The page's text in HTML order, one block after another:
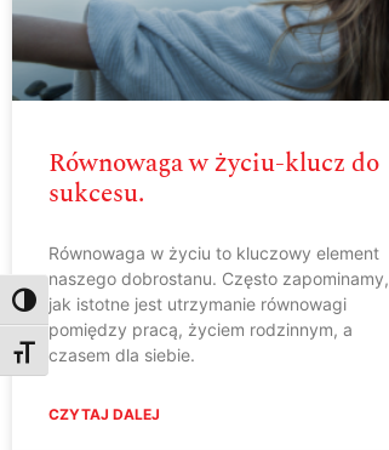
Toggle High Contrast
Toggle Font size
Równowaga w życiu-klucz do
sukcesu.
Równowaga w życiu to kluczowy element
naszego dobrostanu. Często zapominamy,
jak istotne jest utrzymanie równowagi
pomiędzy pracą, życiem rodzinnym, a
czasem dla siebie.
CZYTAJ DALEJ